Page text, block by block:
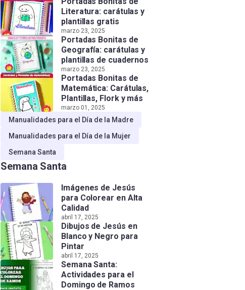
Literatura: carátulas y
plantillas gratis
marzo 23, 2025
Portadas Bonitas de
Geografía: carátulas y
plantillas de cuadernos
marzo 23, 2025
Portadas Bonitas de
Matemática: Carátulas,
Plantillas, Flork y más
marzo 01, 2025
Manualidades para el Día de la Madre
Manualidades para el Día de la Mujer
Semana Santa
Semana Santa
Imágenes de Jesús
para Colorear en Alta
Calidad
abril 17, 2025
Dibujos de Jesús en
Blanco y Negro para
Pintar
abril 17, 2025
Semana Santa:
Actividades para el
Domingo de Ramos